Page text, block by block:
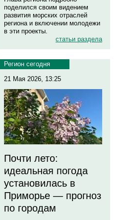
поделился своим видением
развития морских отраслей
региона и включении молодежи
в эти проекты.
статьи раздела
Регион сегодня
21 Мая 2026, 13:25
Почти лето:
идеальная погода
установилась в
Приморье — прогноз
по городам